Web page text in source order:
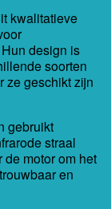
kwalitatieve
design is
soorten
ze geschikt zijn
gebruikt
straal
motor om het
en